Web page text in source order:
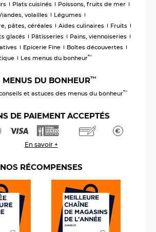
Plats cuisinés
Poissons, fruits de mer
volailles
Légumes
pâtes, céréales
Aides culinaires
Fruits
glacés Pâtisseries
Pains, viennoiseries
Epicerie Fine
Boîtes découvertes
Les menus du bonheur™
MENUS DU BONHEUR™
et astuces des menus du bonheur™
DE PAIEMENT ACCEPTÉS
En savoir +
NOS RÉCOMPENSES